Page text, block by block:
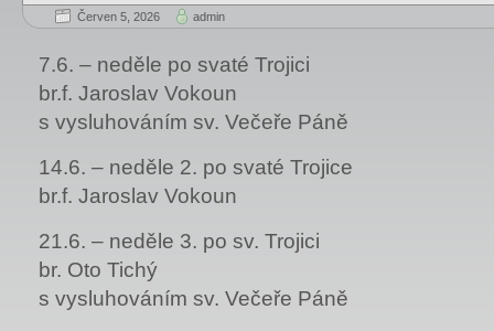
Červen 5, 2026 admin
7.6. – neděle po svaté Trojici
br.f. Jaroslav Vokoun
s vysluhováním sv. Večeře Páně
14.6. – neděle 2. po svaté Trojice
br.f. Jaroslav Vokoun
21.6. – neděle 3. po sv. Trojici
br. Oto Tichý
s vysluhováním sv. Večeře Páně